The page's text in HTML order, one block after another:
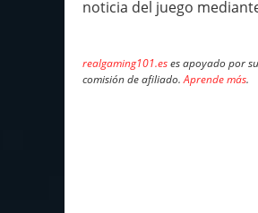
noticia del juego
realgaming101.eses apoyado por
comisión de afiliado.Aprende más.